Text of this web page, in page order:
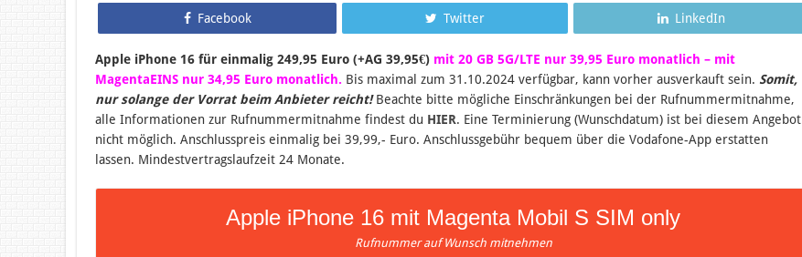
Facebook Twitter LinkedIn
Apple iPhone 16 für einmalig 249,95 Euro (+AG 39,95€) mit 20 GB 5G/LTE nur 39,95 Euro monatlich – mit
MagentaEINS nur 34,95 Euro monatlich. Bis maximal zum 31.10.2024 verfügbar, kann vorher ausverkauft sein. Somit,
nur solange der Vorrat beim Anbieter reicht! Beachte bitte mögliche Einschränkungen bei der Rufnummermitnahme,
alle Informationen zur Rufnummermitnahme findest du HIER. Eine Terminierung (Wunschdatum) ist bei diesem Angebot
nicht möglich. Anschlusspreis einmalig bei 39,99,- Euro. Anschlussgebühr bequem über die Vodafone-App erstatten
lassen. Mindestvertragslaufzeit 24 Monate.
Apple iPhone 16 mit Magenta Mobil S SIM only
Rufnummer auf Wunsch mitnehmen